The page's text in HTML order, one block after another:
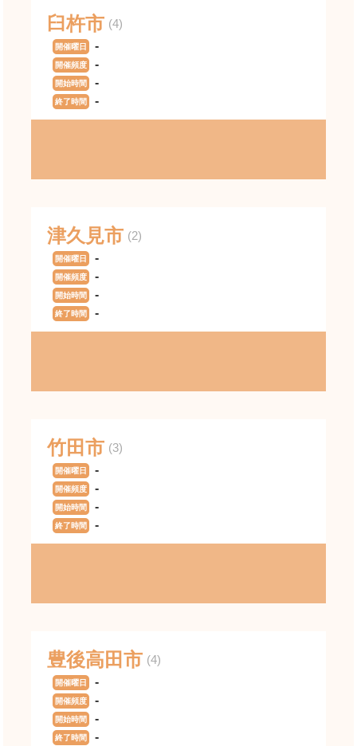
臼杵市 (4)
開催曜日 -
開催頻度 -
開始時間 -
終了時間 -
津久見市 (2)
開催曜日 -
開催頻度 -
開始時間 -
終了時間 -
竹田市 (3)
開催曜日 -
開催頻度 -
開始時間 -
終了時間 -
豊後高田市 (4)
開催曜日 -
開催頻度 -
開始時間 -
終了時間 -